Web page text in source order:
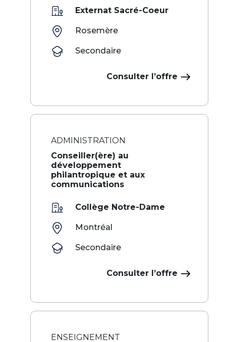
Externat Sacré-Coeur
Rosemère
Secondaire
Consulter l’offre
ADMINISTRATION
Conseiller(ère) au
développement
philantropique et aux
communications
Collège Notre-Dame
Montréal
Secondaire
Consulter l’offre
ENSEIGNEMENT